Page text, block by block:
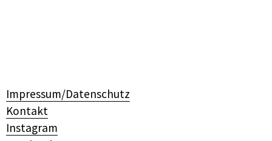
Impressum/Datenschutz
Kontakt
Instagram